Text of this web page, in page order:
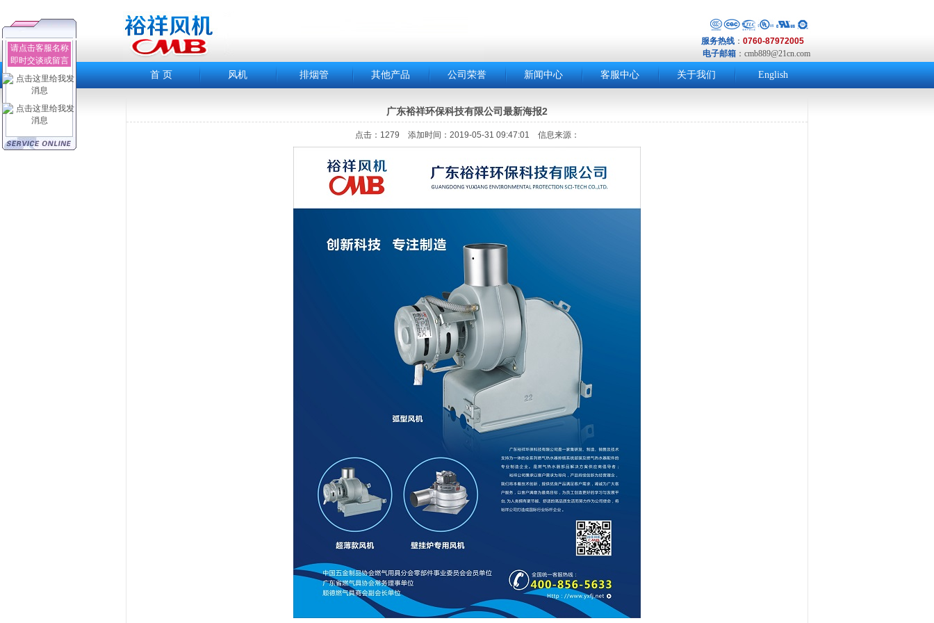
服务热线 ： 0760-87972005
电子邮箱 ： cmb889@21cn.com
首 页 风机 排烟管 其他产品 公司荣誉 新闻中心 客服中心 关于我们 English
广东裕祥环保科技有限公司最新海报2
点击：1279 添加时间：2019-05-31 09:47:01 信息来源：
请点击客服名称
即时交谈或留言